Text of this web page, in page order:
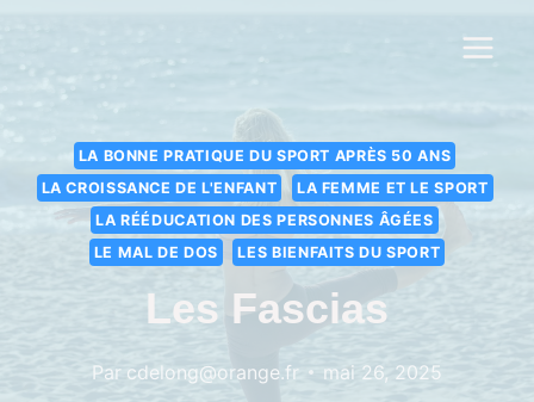
LA BONNE PRATIQUE DU SPORT APRÈS 50 ANS
LA CROISSANCE DE L'ENFANT
LA FEMME ET LE SPORT
LA RÉÉDUCATION DES PERSONNES ÂGÉES
LE MAL DE DOS
LES BIENFAITS DU SPORT
Les Fascias
Par cdelong@orange.fr mai 26, 2025